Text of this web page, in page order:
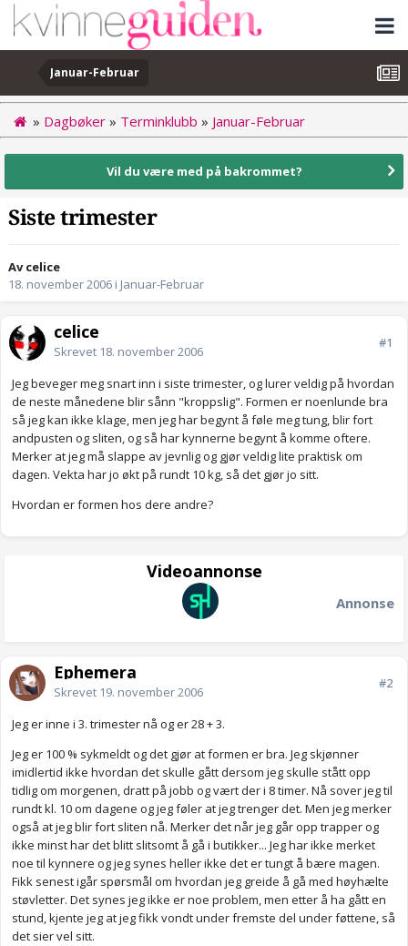
Januar-Februar
» Dagbøker » Terminklubb » Januar-Februar
Vil du være med på bakrommet?
Siste trimester
Av celice
18. november 2006 i Januar-Februar
celice
Skrevet 18. november 2006
#1
Jeg beveger meg snart inn i siste trimester, og lurer veldig på hvordan
de neste månedene blir sånn "kroppslig". Formen er noenlunde bra
så jeg kan ikke klage, men jeg har begynt å føle meg tung, blir fort
andpusten og sliten, og så har kynnerne begynt å komme oftere.
Merker at jeg må slappe av jevnlig og gjør veldig lite praktisk om
dagen. Vekta har jo økt på rundt 10 kg, så det gjør jo sitt.
Hvordan er formen hos dere andre?
Videoannonse
Annonse
Ephemera
Skrevet 19. november 2006
#2
Jeg er inne i 3. trimester nå og er 28 + 3.
Jeg er 100 % sykmeldt og det gjør at formen er bra. Jeg skjønner
imidlertid ikke hvordan det skulle gått dersom jeg skulle stått opp
tidlig om morgenen, dratt på jobb og vært der i 8 timer. Nå sover jeg til
rundt kl. 10 om dagene og jeg føler at jeg trenger det. Men jeg merker
også at jeg blir fort sliten nå. Merker det når jeg går opp trapper og
ikke minst har det blitt slitsomt å gå i butikker... Jeg har ikke merket
noe til kynnere og jeg synes heller ikke det er tungt å bære magen.
Fikk senest igår spørsmål om hvordan jeg greide å gå med høyhælte
støvletter. Det synes jeg ikke er noe problem, men etter å ha gått en
stund, kjente jeg at jeg fikk vondt under fremste del under føttene, så
det sier vel sitt.